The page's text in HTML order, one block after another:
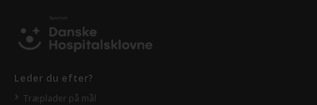
Leder du efter?
Træplader på mål